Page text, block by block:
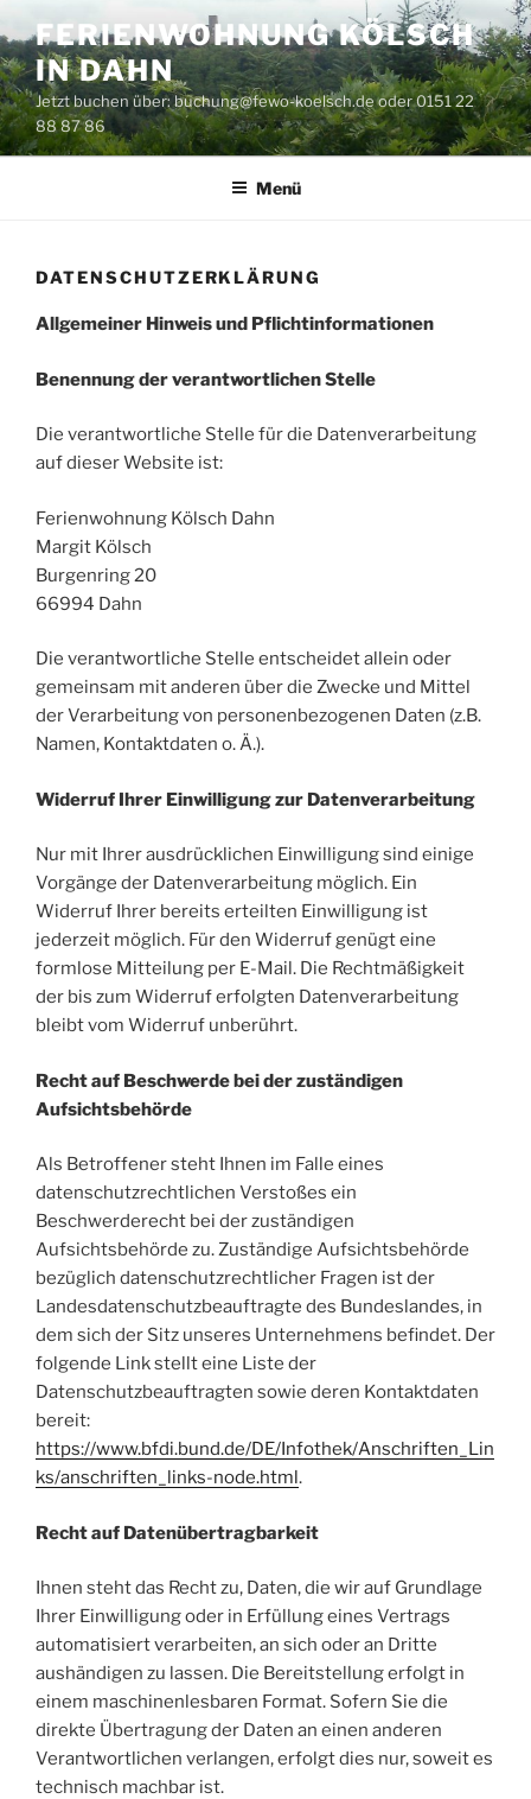
Inhalt
springen
FERIENWOHNUNG KÖLSCH
IN DAHN
Jetzt buchen über: buchung@fewo-koelsch.de oder 0151 22
88 87 86
Menü
DATENSCHUTZERKLÄRUNG
Allgemeiner Hinweis und Pflichtinformationen
Benennung der verantwortlichen Stelle
Die verantwortliche Stelle für die Datenverarbeitung
auf dieser Website ist:
Ferienwohnung Kölsch Dahn
Margit Kölsch
Burgenring 20
66994 Dahn
Die verantwortliche Stelle entscheidet allein oder
gemeinsam mit anderen über die Zwecke und Mittel
der Verarbeitung von personenbezogenen Daten (z.B.
Namen, Kontaktdaten o. Ä.).
Widerruf Ihrer Einwilligung zur Datenverarbeitung
Nur mit Ihrer ausdrücklichen Einwilligung sind einige
Vorgänge der Datenverarbeitung möglich. Ein
Widerruf Ihrer bereits erteilten Einwilligung ist
jederzeit möglich. Für den Widerruf genügt eine
formlose Mitteilung per E-Mail. Die Rechtmäßigkeit
der bis zum Widerruf erfolgten Datenverarbeitung
bleibt vom Widerruf unberührt.
Recht auf Beschwerde bei der zuständigen
Aufsichtsbehörde
Als Betroffener steht Ihnen im Falle eines
datenschutzrechtlichen Verstoßes ein
Beschwerderecht bei der zuständigen
Aufsichtsbehörde zu. Zuständige Aufsichtsbehörde
bezüglich datenschutzrechtlicher Fragen ist der
Landesdatenschutzbeauftragte des Bundeslandes, in
dem sich der Sitz unseres Unternehmens befindet. Der
folgende Link stellt eine Liste der
Datenschutzbeauftragten sowie deren Kontaktdaten
bereit:
https://www.bfdi.bund.de/DE/Infothek/Anschriften_Lin
ks/anschriften_links-node.html.
Recht auf Datenübertragbarkeit
Ihnen steht das Recht zu, Daten, die wir auf Grundlage
Ihrer Einwilligung oder in Erfüllung eines Vertrags
automatisiert verarbeiten, an sich oder an Dritte
aushändigen zu lassen. Die Bereitstellung erfolgt in
einem maschinenlesbaren Format. Sofern Sie die
direkte Übertragung der Daten an einen anderen
Verantwortlichen verlangen, erfolgt dies nur, soweit es
technisch machbar ist.